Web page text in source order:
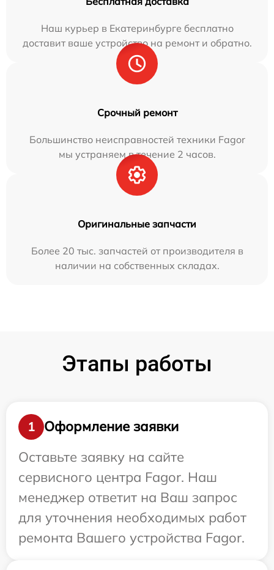
Наш курьер в Екатеринбурге бесплатно
доставит ваше устройство на ремонт и обратно.
Срочный ремонт
Большинство неисправностей техники Fagor
мы устраняем в течение 2 часов.
Оригинальные запчасти
Более 20 тыс. запчастей от производителя в
наличии на собственных складах.
Этапы работы
1
Оформление заявки
Оставьте заявку на сайте
сервисного центра Fagor. Наш
менеджер ответит на Ваш запрос
для уточнения необходимых работ
ремонта Вашего устройства Fagor.